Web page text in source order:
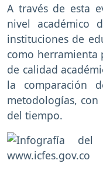
A través de esta
nivel académico
instituciones de
como herramienta
de calidad
la comparación
metodologías,
del tiempo.